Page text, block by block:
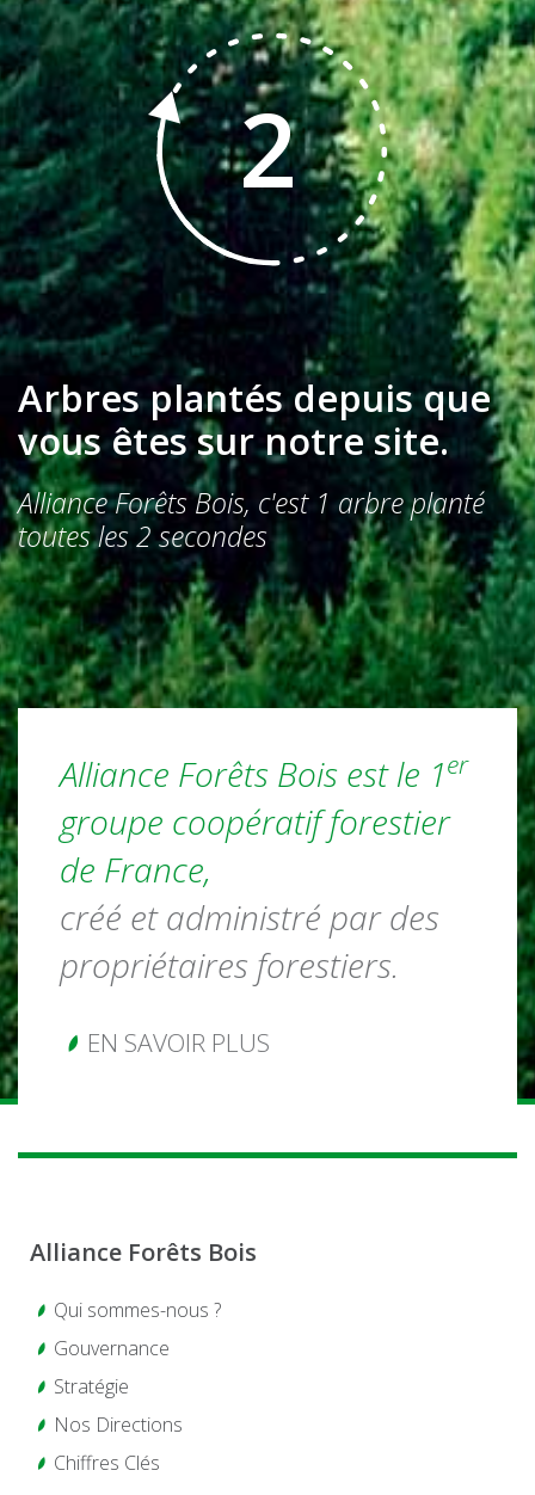
3
Arbres plantés depuis que
vous êtes sur notre site.
Alliance Forêts Bois, c'est 1 arbre planté
toutes les 2 secondes
Alliance Forêts Bois est le 1er
groupe coopératif forestier
de France,
créé et administré par des
propriétaires forestiers.
EN SAVOIR PLUS
Alliance Forêts Bois
Qui sommes-nous ?
Gouvernance
Stratégie
Nos Directions
Chiffres Clés